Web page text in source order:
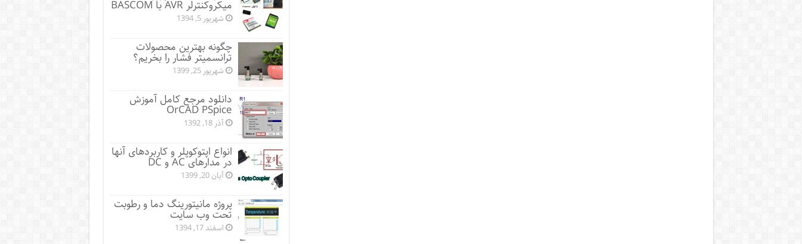
میکروکنترلر AVR با BASCOM
شهریور 5, 1394
چگونه بهترین محصولات
ترانسمیتر فشار را بخریم؟
شهریور 25, 1399
دانلود مرجع کامل آموزش
OrCAD PSpice
آذر 18, 1392
انواع اپتوکوپلر و کاربردهای آنها
در مدارهای AC و DC
آبان 20, 1399
پروژه مانيتورينگ دما و رطوبت
تحت وب سایت
اسفند 17, 1394